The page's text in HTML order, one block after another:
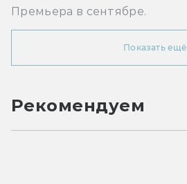
Премьера в сентябре.
Показать ещё
Рекомендуем